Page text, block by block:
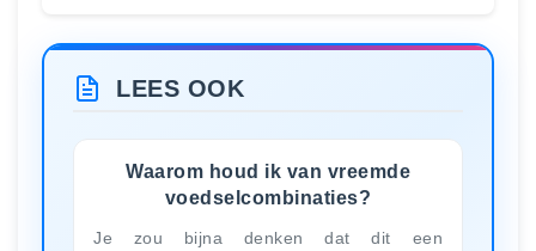
LEES OOK
Waarom houd ik van vreemde
voedselcombinaties?
Je zou bijna denken dat dit een